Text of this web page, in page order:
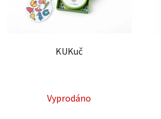
KUKuč
Vyprodáno